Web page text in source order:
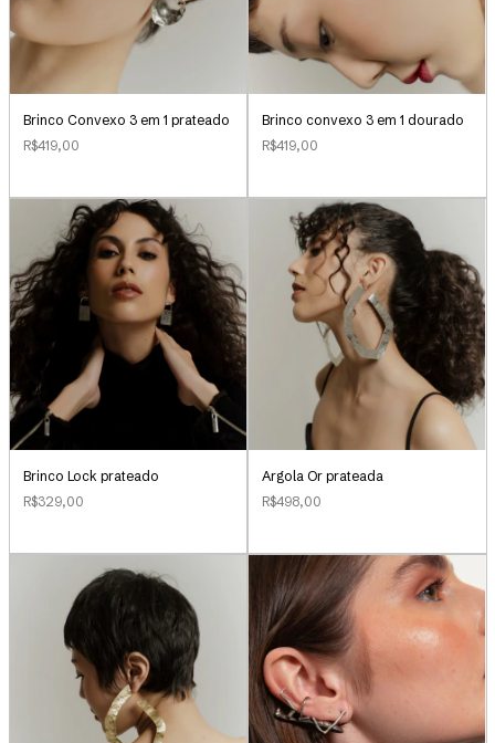
Brinco Convexo 3 em 1 prateado
R$419,00
Brinco convexo 3 em 1 dourado
R$419,00
Brinco Lock prateado
R$329,00
Argola Or prateada
R$498,00